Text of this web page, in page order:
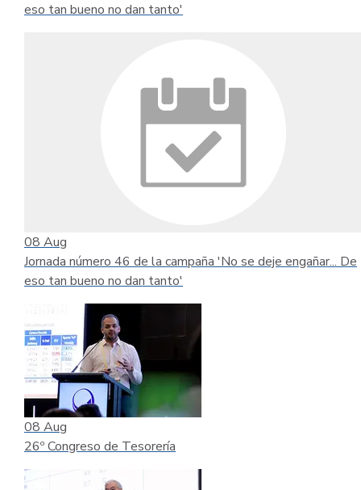
eso tan bueno no dan tanto'
08 Aug
Jornada número 46 de la campaña 'No se deje engañar... De
eso tan bueno no dan tanto'
08 Aug
26º Congreso de Tesorería